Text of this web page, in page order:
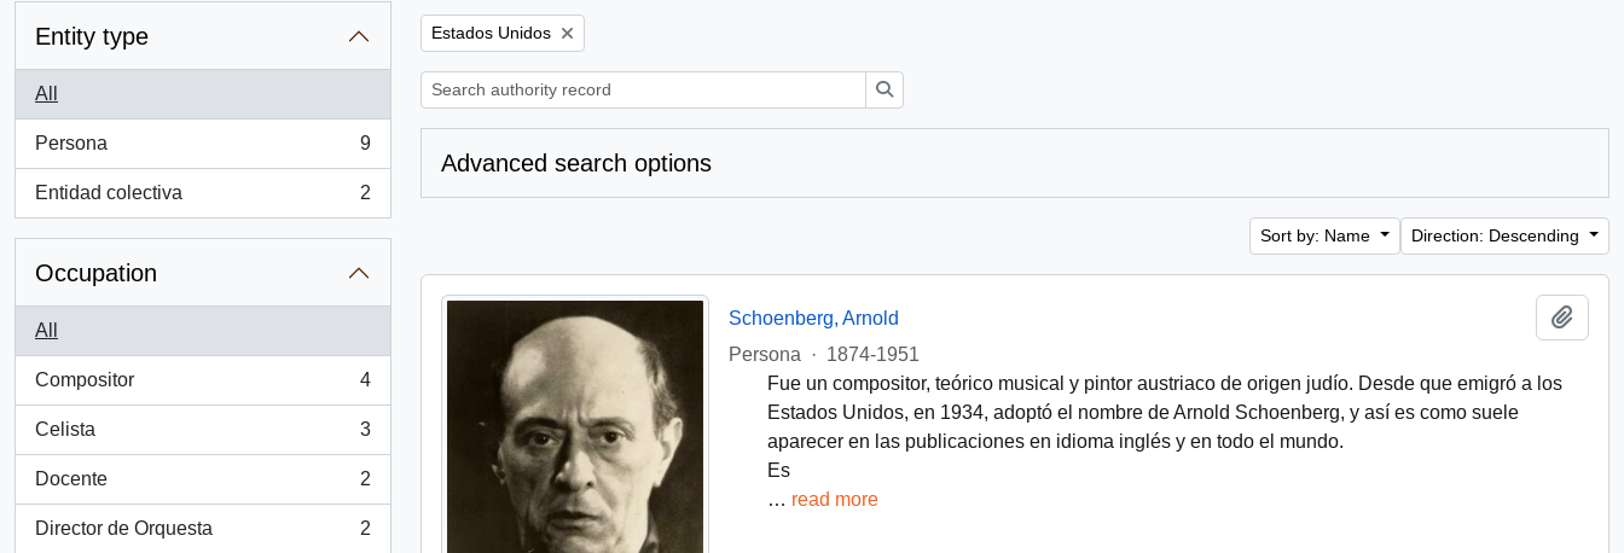
Entity type
All
Persona
, 9 results
9
Entidad colectiva
, 2 results
2
Occupation
All
Compositor
, 4 results
4
Celista
, 3 results
3
Docente
, 2 results
2
Director de Orquesta
, 2 results
2
Remove filter:
Estados Unidos
Advanced search options
Sort by: Name Direction: Descending
Schoenberg, Arnold
Persona
· 1874-1951
Fue un compositor, teórico musical y pintor austriaco de origen judío. Desde que emigró a los
Estados Unidos, en 1934, adoptó el nombre de Arnold Schoenberg, y así es como suele
aparecer en las publicaciones en idioma inglés y en todo el mundo.
Es
… read more